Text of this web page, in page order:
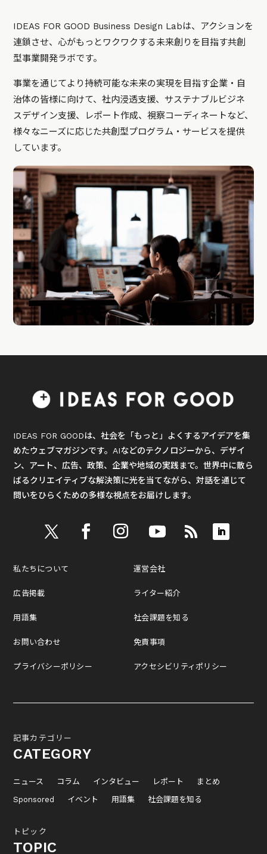
IDEAS FOR GOOD Business Design Labは、アクションを
連鎖させ、心がもっとワクワクする未来創りを目指す共創
型事業開発ラボです。
事業を通じてより持続可能な未来の実現を目指す企業・自
治体の皆様に向けて、社内浸透支援、サステナブルビジネ
スデザイン支援、レポート作成、視察コーディネートなど、
様々なニーズに応じた共創型プログラム・サービスを提供
しています。
IDEAS FOR GOODは、社会を「もっと」よくするアイデアを集
めたウェブマガジンです。AIなどのテクノロジーから、デザイ
ン、アート、広告、政策、企業や地域の実践まで。世界中に散ら
ばるクリエイティブな解決策に光を当てながら、対話を通じて
問いをひらくための多様な視点をお届けします。
私たちについて
広告掲載
用語集
お問い合わせ
プライバシーポリシー
運営会社
ライター紹介
社会課題を知る
免責事項
アクセシビリティポリシー
記事カテゴリー
CATEGORY
ニュース コラム インタビュー レポート
まとめ
Sponsored
イベント 用語集 社会課題を知る
トピック
TOPIC